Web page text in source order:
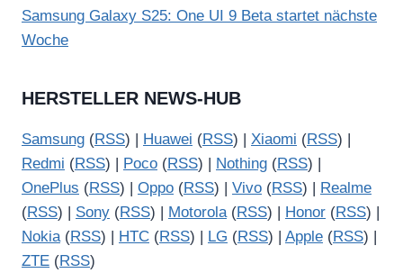
Samsung Galaxy S25: One UI 9 Beta startet nächste
Woche
HERSTELLER NEWS-HUB
Samsung (RSS) | Huawei (RSS) | Xiaomi (RSS) |
Redmi (RSS) | Poco (RSS) | Nothing (RSS) |
OnePlus (RSS) | Oppo (RSS) | Vivo (RSS) |
Realme
(RSS) | Sony (RSS) | Motorola(RSS) | Honor (RSS) |
Nokia(RSS) | HTC (RSS) | LG (RSS) | Apple (RSS) |
ZTE (RSS)